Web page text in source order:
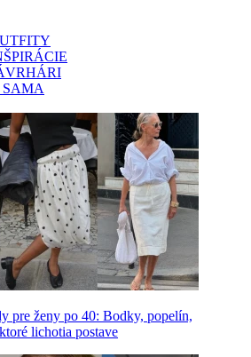
pre ženy po 40: Bodky, popelín,
lichotia postave